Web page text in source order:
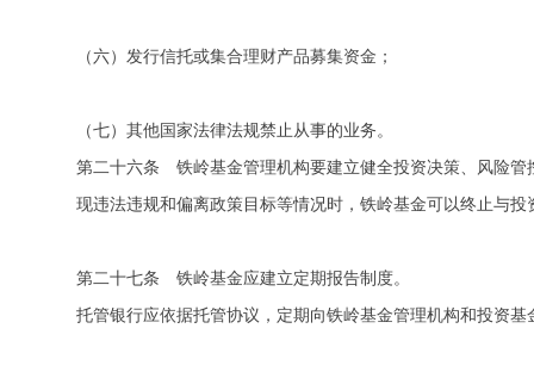
（六）发行信托或集合理财产品募集资金；
（七）其他国家法律法规禁止从事的业务。
第二十六条 铁岭基金管理机构要建立健全投资决策、风险管
现违法违规和偏离政策目标等情况时，铁岭基金可以终止与
第二十七条 铁岭基金应建立定期报告制度。
托管银行应依据托管协议，定期向铁岭基金管理机构和投资